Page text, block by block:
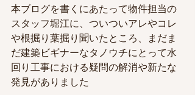
本ブログを書くにあたって物件担当の
スタッフ堀江に、ついついアレやコレ
や根掘り葉掘り聞いたところ、まだま
だ建築ビギナーなタノウチにとって水
回り工事における疑問の解消や新たな
発見がありました